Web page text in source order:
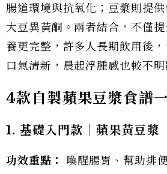
腸道環境與抗氧化；豆漿則提
大豆異黃酮。兩者結合，不僅
養更完整，許多人長期飲用後，
口氣清新，晨起浮腫感也較不明
4款自製蘋果豆漿食譜
1. 基礎入門款｜蘋果黃豆漿
功效重點： 喚醒腸胃、幫助排